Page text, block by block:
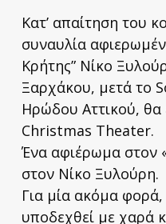
Κατ’ απαίτηση του
συναυλία
Κρήτης” Νίκο
Ξαρχάκου, μετά το
Ηρώδου Αττικού, θα
Christmas Theater.
Ένα αφιέρωμα στον
στον Νίκο Ξυλούρη.
Για μία ακόμα
υποδεχθεί με χαρά